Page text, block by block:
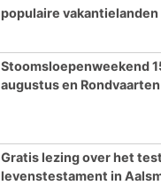
populaire vakantielanden
Stoomsloepenweekend
augustus en
Gratis lezing over het
levenstestament in